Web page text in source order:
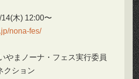
⽊) 12:00〜
nona-fes/
やまノーナ・フェス実行委員
クション